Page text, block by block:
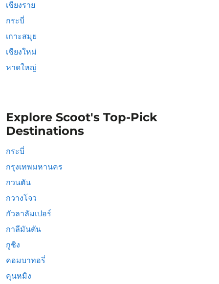
เชียงราย
กระบี่
เกาะสมุย
เชียงใหม่
หาดใหญ่
Explore Scoot's Top-Pick
Destinations
กระบี่
กรุงเทพมหานคร
กวนตัน
กวางโจว
กัวลาลัมเปอร์
กาลีมันตัน
กูชิง
คอมบาทอรี่
คุนหมิง